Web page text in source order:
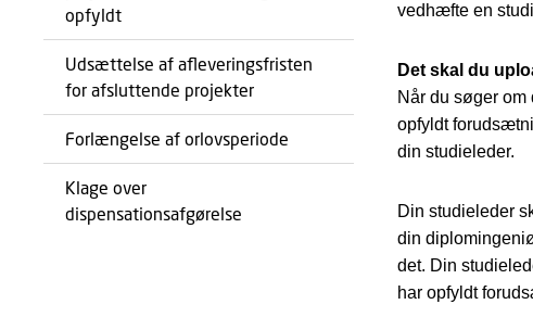
opfyldt
Udsættelse af afleveringsfristen
for afsluttende projekter
Forlængelse af orlovsperiode
Klage over
dispensationsafgørelse
vedhæfte en
Det skal du
Når du søger
opfyldt
din studieleder.
Din studieleder
din
det. Din
har opfyldt